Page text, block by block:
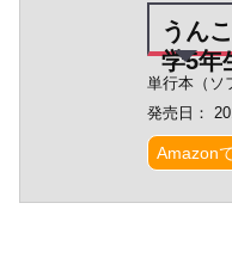
うん
学5年
単行本（ソ
発売日：
Amazon